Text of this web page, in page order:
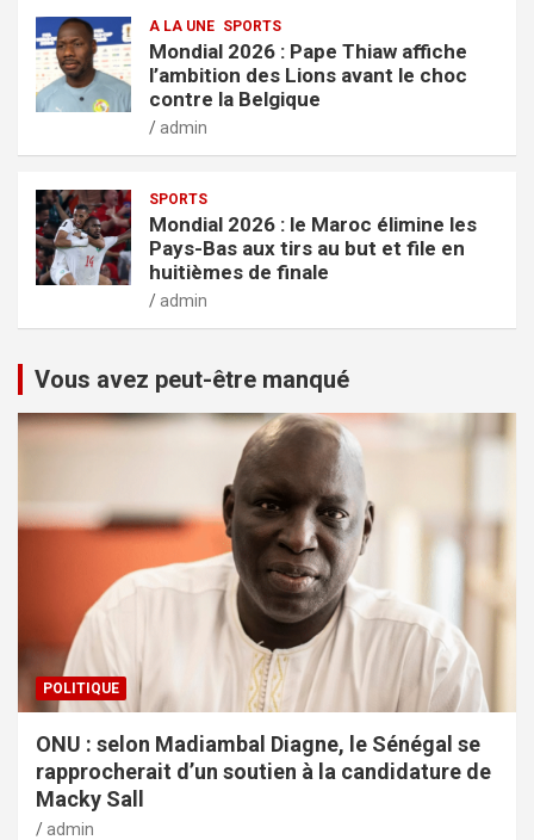
A LA UNE SPORTS
Mondial 2026 : Pape Thiaw affiche
l’ambition des Lions avant le choc
contre la Belgique
admin
SPORTS
Mondial 2026 : le Maroc élimine les
Pays-Bas aux tirs au but et file en
huitièmes de finale
admin
Vous avez peut-être manqué
POLITIQUE
ONU : selon Madiambal Diagne, le Sénégal se
rapprocherait d’un soutien à la candidature de
Macky Sall
admin